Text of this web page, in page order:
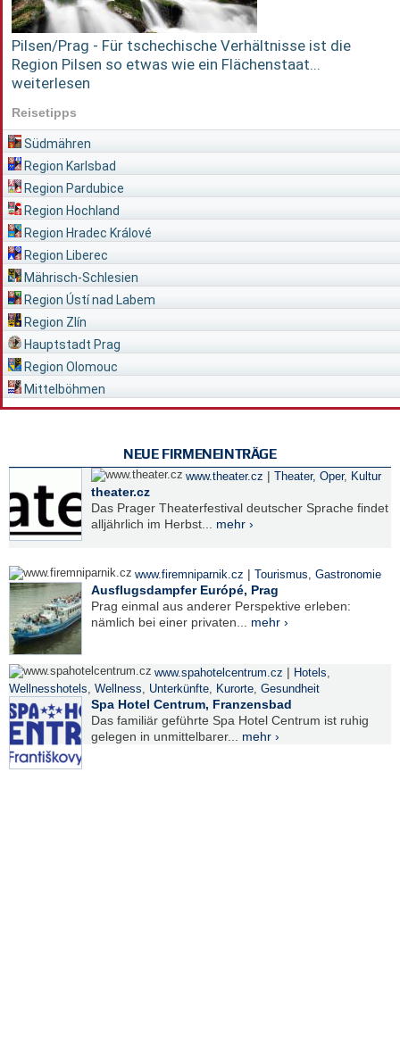
Pilsen/Prag - Für tschechische Verhältnisse ist die
Region Pilsen so etwas wie ein Flächenstaat...
weiterlesen
Reisetipps
Südmähren
Region Karlsbad
Region Pardubice
Region Hochland
Region Hradec Králové
Region Liberec
Mährisch-Schlesien
Region Ústí nad Labem
Region Zlín
Hauptstadt Prag
Region Olomouc
Mittelböhmen
NEUE FIRMENEINTRÄGE
www.theater.cz | Theater, Oper, Kultur
theater.cz
Das Prager Theaterfestival deutscher Sprache findet
alljährlich im Herbst... mehr ›
www.firemniparnik.cz | Tourismus, Gastronomie
Ausflugsdampfer Európé, Prag
Prag einmal aus anderer Perspektive erleben:
nämlich bei einer privaten... mehr ›
www.spahotelcentrum.cz | Hotels,
Wellnesshotels, Wellness, Unterkünfte, Kurorte, Gesundheit
Spa Hotel Centrum, Franzensbad
Das familiär geführte Spa Hotel Centrum ist ruhig
gelegen in unmittelbarer... mehr ›